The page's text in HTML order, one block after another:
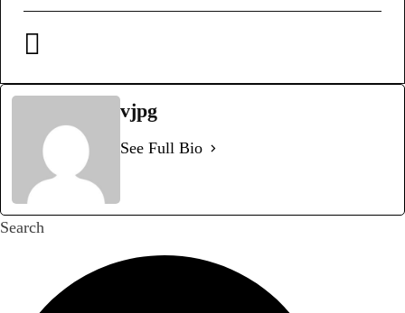
vjpg
See Full Bio
Search